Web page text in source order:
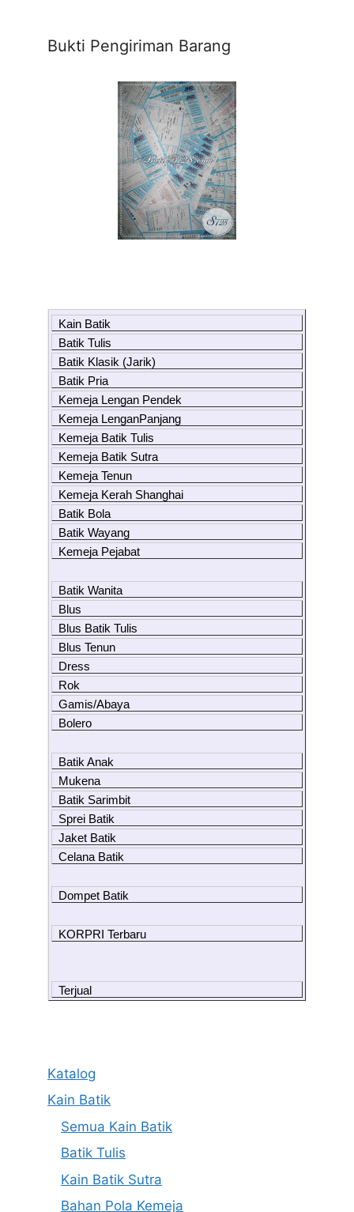
Bukti Pengiriman Barang
Kain Batik
Batik Tulis
Batik Klasik (Jarik)
Batik Pria
Kemeja Lengan Pendek
Kemeja LenganPanjang
Kemeja Batik Tulis
Kemeja Batik Sutra
Kemeja Tenun
Kemeja Kerah Shanghai
Batik Bola
Batik Wayang
Kemeja Pejabat
Batik Wanita
Blus
Blus Batik Tulis
Blus Tenun
Dress
Rok
Gamis/Abaya
Bolero
Batik Anak
Mukena
Batik Sarimbit
Sprei Batik
Jaket Batik
Celana Batik
Dompet Batik
KORPRI Terbaru
Terjual
Katalog
Kain Batik
Semua Kain Batik
Batik Tulis
Kain Batik Sutra
Bahan Pola Kemeja